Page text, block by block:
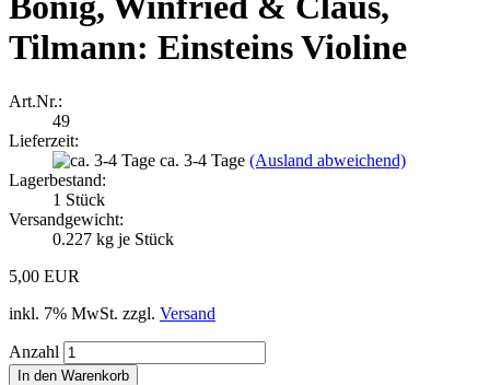
Tilmann: Einsteins Violine
Art.Nr.:
49
Lieferzeit:
ca. 3-4 Tage (Ausland abweichend)
Lagerbestand:
1 Stück
Versandgewicht:
0.227 kg je Stück
5,00 EUR
inkl. 7% MwSt. zzgl. Versand
Anzahl